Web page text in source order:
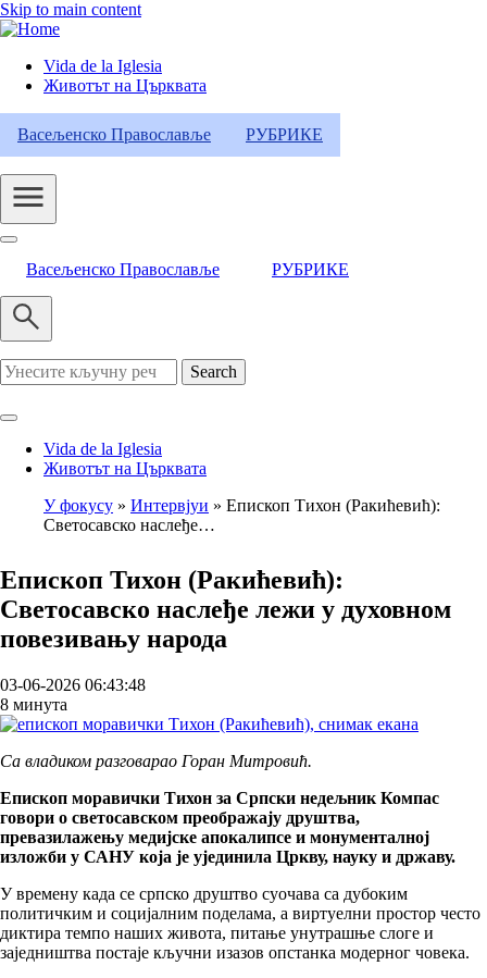
Skip to main content
Header
Category
Menu
Vida de la Iglesia
Животът на Църквата
Васељенско Православље РУБРИКЕ
Васељенско Православље РУБРИКЕ
Search
Vida de la Iglesia
Животът на Църквата
Breadcrumb
У фокусу Интервјуи
Епископ Тихон (Ракићевић):
Светосавско наслеђе…
Епископ Тихон (Ракићевић):
Светосавско наслеђе лежи у духовном
повезивању народа
03-06-2026 06:43:48
8 минута
Са владиком разговарао Горан Митровић.
Епископ моравички Тихон за Српски недељник Компас
говори о светосавском преображају друштва,
превазилажењу медијске апокалипсе и монументалној
изложби у САНУ која је ујединила Цркву, науку и државу.
У времену када се српско друштво суочава са дубоким
политичким и социјалним поделама, а виртуелни простор често
диктира темпо наших живота, питање унутрашње слоге и
заједништва постаје кључни изазов опстанка модерног човека.